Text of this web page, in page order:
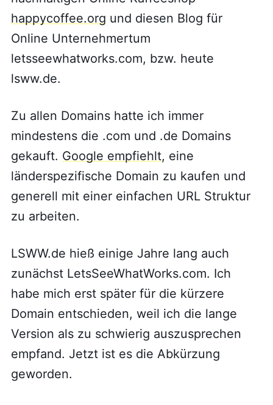
happycoffee.org und diesen Blog für
Online Unternehmertum
letsseewhatworks.com, bzw. heute
lsww.de.
Zu allen Domains hatte ich immer
mindestens die .com und .de Domains
gekauft. Google empfiehlt, eine
länderspezifische Domain zu kaufen und
generell mit einer einfachen URL Struktur
zu arbeiten.
LSWW.de hieß einige Jahre lang auch
zunächst LetsSeeWhatWorks.com. Ich
habe mich erst später für die kürzere
Domain entschieden, weil ich die lange
Version als zu schwierig auszusprechen
empfand. Jetzt ist es die Abkürzung
geworden.